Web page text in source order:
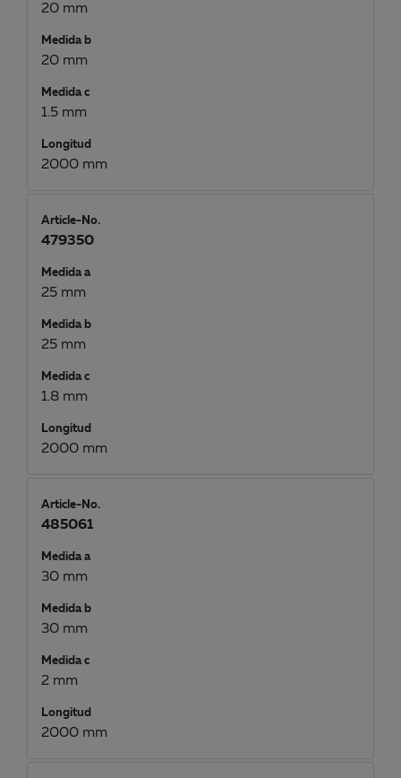
20 mm
Medida b
20 mm
Medida c
1.5 mm
Longitud
2000 mm
Article-No.
479350
Medida a
25 mm
Medida b
25 mm
Medida c
1.8 mm
Longitud
2000 mm
Article-No.
485061
Medida a
30 mm
Medida b
30 mm
Medida c
2 mm
Longitud
2000 mm